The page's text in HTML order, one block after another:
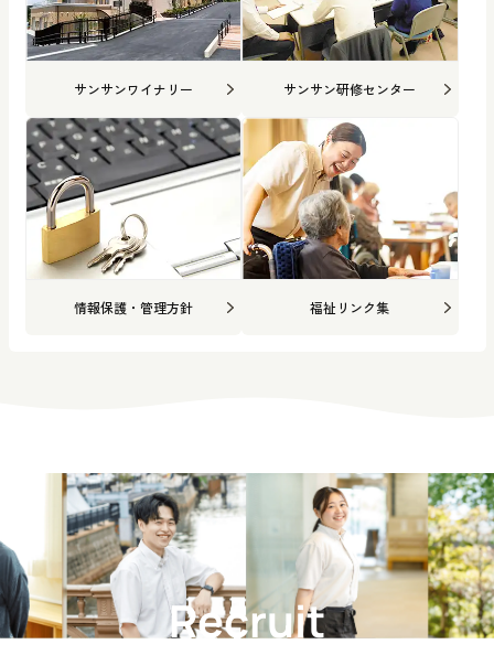
サンサンワイナリー サンサン研修センター
情報保護・管理方針 福祉リンク集
Recruit